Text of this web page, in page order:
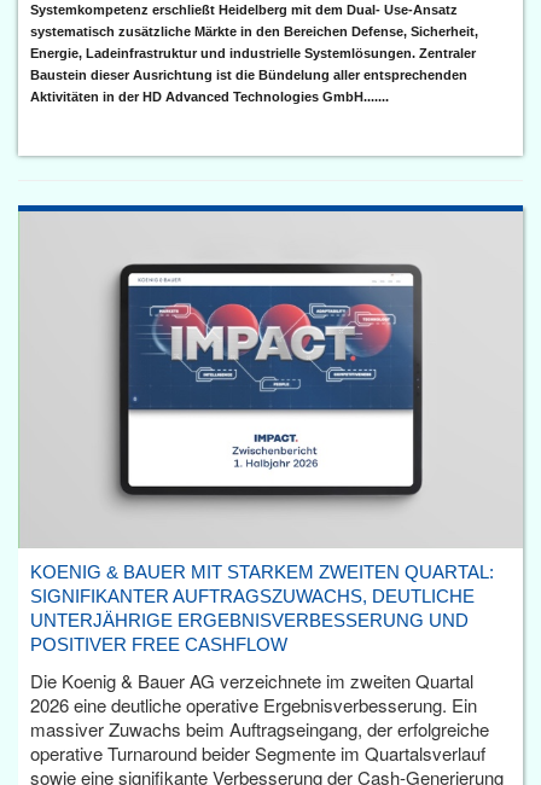
Systemkompetenz erschließt Heidelberg mit dem Dual- Use-Ansatz
systematisch zusätzliche Märkte in den Bereichen Defense, Sicherheit,
Energie, Ladeinfrastruktur und industrielle Systemlösungen. Zentraler
Baustein dieser Ausrichtung ist die Bündelung aller entsprechenden
Aktivitäten in der HD Advanced Technologies GmbH.......
KOENIG & BAUER MIT STARKEM ZWEITEN QUARTAL:
SIGNIFIKANTER AUFTRAGSZUWACHS, DEUTLICHE
UNTERJÄHRIGE ERGEBNISVERBESSERUNG UND
POSITIVER FREE CASHFLOW
Die Koenig & Bauer AG verzeichnete im zweiten Quartal
2026 eine deutliche operative Ergebnisverbesserung. Ein
massiver Zuwachs beim Auftragseingang, der erfolgreiche
operative Turnaround beider Segmente im Quartalsverlauf
sowie eine signifikante Verbesserung der Cash-Generierung